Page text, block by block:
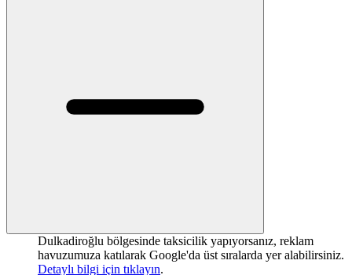
Dulkadiroğlu bölgesinde taksicilik yapıyorsanız, reklam
havuzumuza katılarak Google'da üst sıralarda yer alabilirsiniz.
Detaylı bilgi için tıklayın.